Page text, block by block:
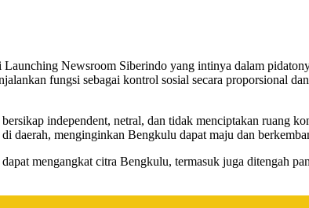
Newsroom Siberindo yang intinya dalam
fungsi sebagai kontrol sosial secara proporsional
independent, netral, dan tidak menciptakan ruang
menginginkan Bengkulu dapat maju dan
mengangkat citra Bengkulu, termasuk juga ditengah